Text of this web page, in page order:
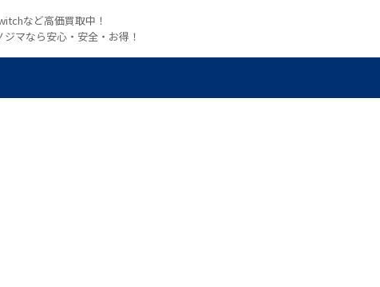
など高価買取中！
マなら安心・安全・お得！